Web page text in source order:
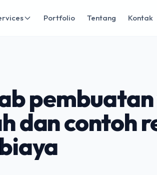
Portfolio Tentang Kontak
dan contoh